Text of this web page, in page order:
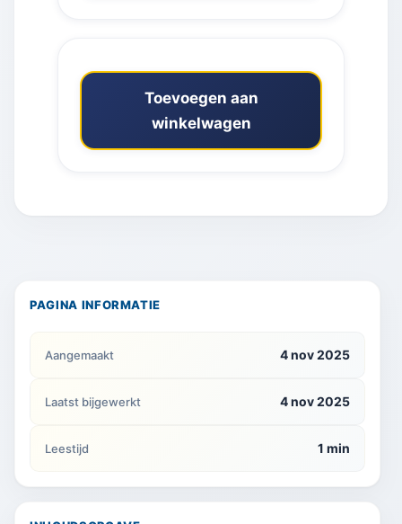
Toevoegen aan
winkelwagen
PAGINA INFORMATIE
Aangemaakt 4 nov 2025
Laatst bijgewerkt 4 nov 2025
Leestijd 1 min